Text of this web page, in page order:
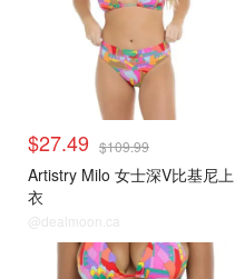
$27.49 $109.99
Artistry Milo 女士深V比基尼上
衣
@dealmoon.ca